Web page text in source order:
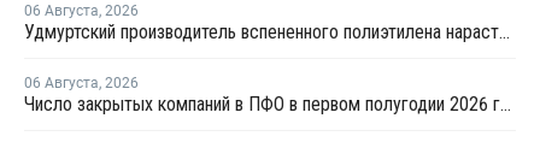
06 Августа, 2026
Удмуртский производитель вспененного полиэтилена нарастит выпуск на 15%
06 Августа, 2026
Число закрытых компаний в ПФО в первом полугодии 2026 года вдвое превысило число новых